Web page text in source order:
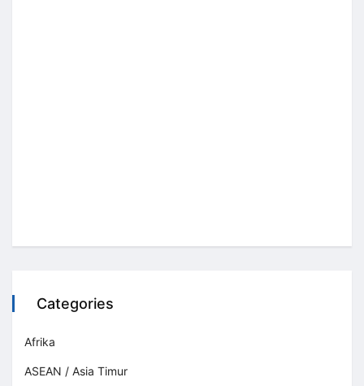
Categories
Afrika
ASEAN / Asia Timur